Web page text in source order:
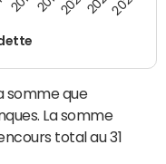
somme que
La somme
total au 31